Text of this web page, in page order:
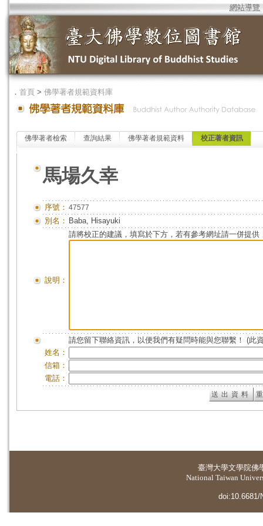
網站導覽
． 首頁 > 佛學著者規範資料庫
佛學著者檢索 查詢結果 佛學著者規範資料 校正著者資訊
馬場久幸
序號： 47577
別名： Baba, Hisayuki
說明：
請將校正的建議，填寫於下方，若有參考網址請一併提供
請您留下聯絡資訊，以便我們有疑問時能與您聯繫！ (此
姓名：
信箱：
電話：
臺灣大學文學院佛
National Taiwan
doi:10.6681/